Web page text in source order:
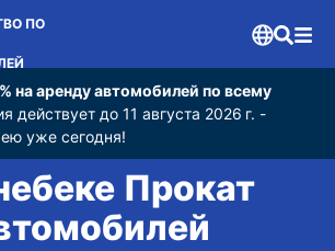
ПО
на аренду автомобилей по всему
действует до 11 августа 2026 г. -
уже сегодня!
Прокат